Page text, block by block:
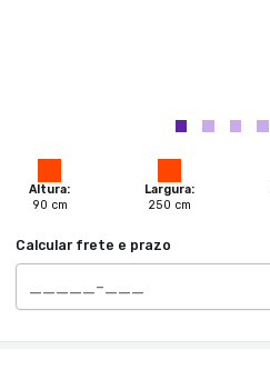
Altura:
90 cm
Largura:
250 cm
Calcular frete e prazo